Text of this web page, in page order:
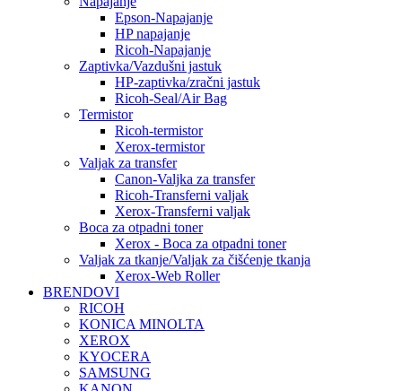
Epson-Napajanje
HP napajanje
Ricoh-Napajanje
Zaptivka/Vazdušni jastuk
HP-zaptivka/zračni jastuk
Ricoh-Seal/Air Bag
Termistor
Ricoh-termistor
Xerox-termistor
Valjak za transfer
Canon-Valjka za transfer
Ricoh-Transferni valjak
Xerox-Transferni valjak
Boca za otpadni toner
Xerox - Boca za otpadni toner
Valjak za tkanje/Valjak za čišćenje tkanja
Xerox-Web Roller
BRENDOVI
RICOH
KONICA MINOLTA
XEROX
KYOCERA
SAMSUNG